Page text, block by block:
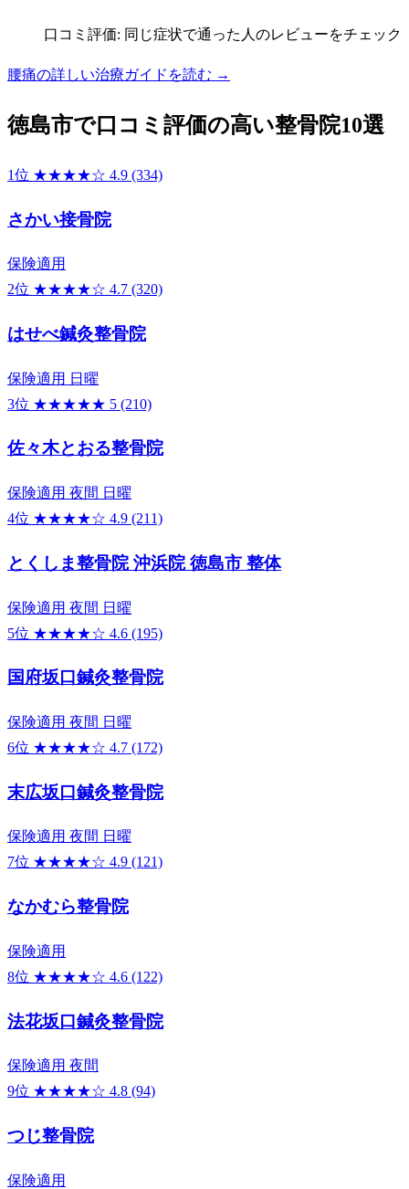
口コミ評価: 同じ症状で通った人のレビューをチェック
腰痛の詳しい治療ガイドを読む →
徳島市で口コミ評価の高い整骨院10選
1位 ★★★★☆ 4.9 (334)
さかい接骨院
保険適用
2位 ★★★★☆ 4.7 (320)
はせべ鍼灸整骨院
保険適用 日曜
3位 ★★★★★ 5 (210)
佐々木とおる整骨院
保険適用 夜間 日曜
4位 ★★★★☆ 4.9 (211)
とくしま整骨院 沖浜院 徳島市 整体
保険適用 夜間 日曜
5位 ★★★★☆ 4.6 (195)
国府坂口鍼灸整骨院
保険適用 夜間 日曜
6位 ★★★★☆ 4.7 (172)
末広坂口鍼灸整骨院
保険適用 夜間 日曜
7位 ★★★★☆ 4.9 (121)
なかむら整骨院
保険適用
8位 ★★★★☆ 4.6 (122)
法花坂口鍼灸整骨院
保険適用 夜間
9位 ★★★★☆ 4.8 (94)
つじ整骨院
保険適用